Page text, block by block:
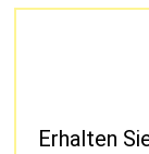
Erhalten